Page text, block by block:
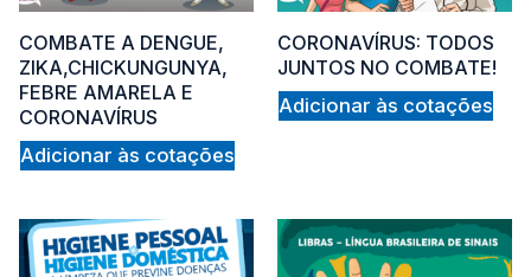
COMBATE A DENGUE,
ZIKA,CHICKUNGUNYA,
FEBRE AMARELA E
CORONAVÍRUS
Adicionar às cotações
CORONAVÍRUS: TODOS
JUNTOS NO COMBATE!
Adicionar às cotações